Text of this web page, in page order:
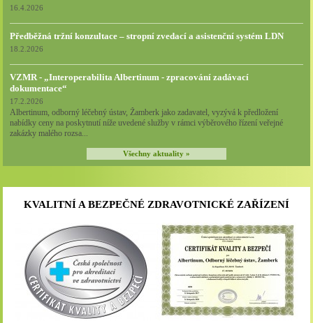
16.4.2026
Předběžná tržní konzultace – stropní zvedací a asistenční systém LDN
18.2.2026
VZMR - „Interoperabilita Albertinum - zpracování zadávací
dokumentace“
17.2.2026
Albertinum, odborný léčebný ústav, Žamberk jako zadavatel, vyzývá k předložení
nabídky ceny na poskytnutí níže uvedené služby v rámci výběrového řízení veřejné
zakázky malého rozsa...
Všechny aktuality »
KVALITNÍ A BEZPEČNÉ ZDRAVOTNICKÉ ZAŘÍZENÍ